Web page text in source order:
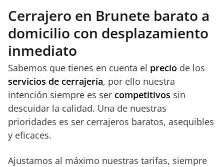
Cerrajero en Brunete barato a
domicilio con desplazamiento
inmediato
Sabemos que tienes en cuenta el precio de los
servicios de cerrajería, por ello nuestra
intención siempre es ser competitivos sin
descuidar la calidad. Una de nuestras
prioridades es ser cerrajeros baratos, asequibles
y eficaces.
Ajustamos al máximo nuestras tarifas, siempre